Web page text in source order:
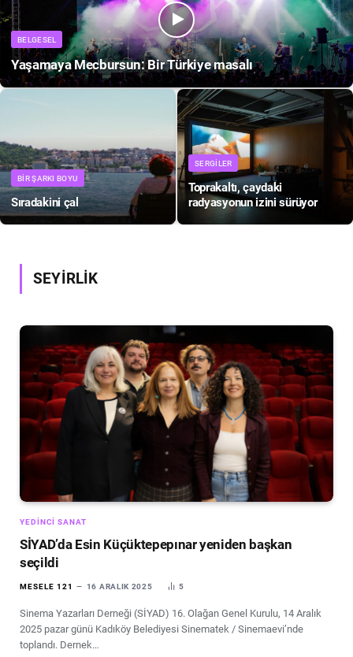
BELGESEL
Yaşamaya Mecbursun: Bir Türkiye masalı
BIR ŞARKI BOYU
Sıradakini çal
SERGILER
Toprakaltı, çaydaki
radyasyonun izini sürüyor
SEYİRLİK
YEDINCI SANAT
SİYAD’da Esin Küçüktepepınar yeniden başkan
seçildi
MESELE 121 16 ARALIK 2025 5
Sinema Yazarları Derneği (SİYAD) 16. Olağan Genel Kurulu, 14 Aralık
2025 pazar günü Kadıköy Belediyesi Sinematek / Sinemaevi’nde
toplandı. Dernek…